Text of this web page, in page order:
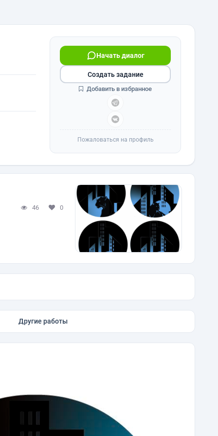
Начать диалог
Создать задание
Добавить в избранное
Пожаловаться на профиль
46 0
Другие работы